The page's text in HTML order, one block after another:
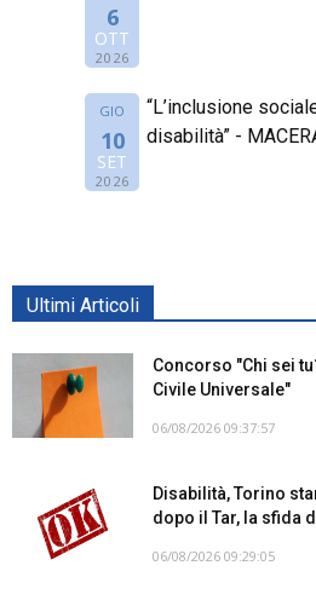
6
OTT
2026
GIO
10
SET
2026
“L’inclusione
disabilità” -
Ultimi Articoli
Concorso "Chi sei
Civile Universale"
06/08/2026 09:37:57
Disabilità, Torino
dopo il Tar, la sfida
06/08/2026 09:29:05